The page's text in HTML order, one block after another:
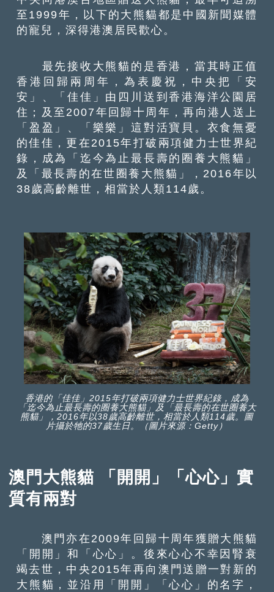
至1999年，以下的大熊貓都是中國新聞媒體
的寵兒，深得港澳居民歡心。
最先接收大熊貓的是香港，當其時正值
香港回歸兩周年，為表慶祝，中央把「安
安」、「佳佳」由四川送到香港海洋公園居
住；及至2007年回歸十周年，再向港人送上
「盈盈」、「樂樂」這對活寶貝。衣食無憂
的佳佳，更在2015年打破兩項健力士世界紀
錄，成為「迄今為止最長壽的圈養大熊貓」
及「最長壽的在世圈養大熊貓」，2016年以
38歲高齡離世，相當於人類114歲。
香港的「佳佳」2015年打破兩項健力士世界紀錄，成為
「迄今為止最長壽的圈養大熊貓」及「最長壽的在世圈養大
熊貓」，2016年以38歲高齡離世，相當於人類114歲。圖
片攝於牠的37歲生日。（圖片來源：Getty）
澳門大熊貓 「開開」「心心」實
質有兩對
澳門亦在2009年回歸十周年獲贈大熊貓
「開開」和「心心」。後來心心不幸因腎衰
竭去世，中央2015年再向澳門送贈一對新的
大熊貓，並沿用「開開」「心心」的名字，